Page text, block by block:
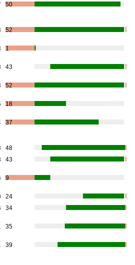
50
52
1
43
52
18
37
48
43
9
24
34
35
39